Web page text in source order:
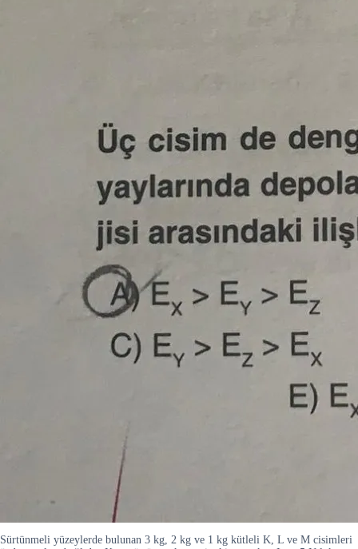
Sürtünmeli yüzeylerde bulunan 3 kg, 2 kg ve 1 kg kütleli K, L ve M cisimleri